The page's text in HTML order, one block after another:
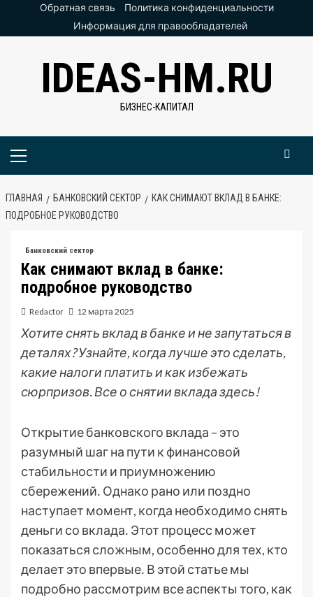
ПерейтиОбратная связь
Политика конфиденциальности
Информация для правообладателей
IDEAS-HM.RU
БИЗНЕС-КАПИТАЛ
Основное
ГЛАВНАЯ БАНКОВСКИЙ СЕКТОР
КАК СНИМАЮТ ВКЛАД В БАНКЕ:
ПОДРОБНОЕ РУКОВОДСТВО
Банковский сектор
Как снимают вклад в банке:
подробное руководство
Redactor 12 марта 2025
Хотите снять вклад в банке и не запутаться в
деталях? Узнайте, когда лучше это сделать,
какие налоги платить и как избежать
сюрпризов. Все о снятии вклада здесь!
Открытие банковского вклада – это
разумный шаг на пути к финансовой
стабильности и приумножению
сбережений․ Однако рано или поздно
наступает момент, когда необходимо снять
деньги со вклада․ Этот процесс может
показаться сложным, особенно для тех, кто
делает это впервые․ В этой статье мы
подробно рассмотрим все аспекты того, как